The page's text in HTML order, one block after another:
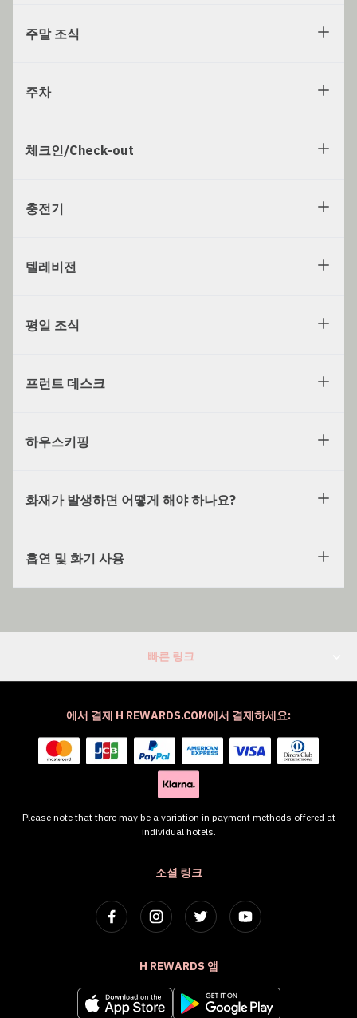
주말 조식
주차
체크인/Check-out
충전기
텔레비전
평일 조식
프런트 데스크
하우스키핑
화재가 발생하면 어떻게 해야 하나요?
흡연 및 화기 사용
빠른 링크
소셜 링크
H REWARDS 앱
에서 결제 H REWARDS.COM에서 결제하세요:
Please note that there may be a variation in payment methods offered at
individual hotels.